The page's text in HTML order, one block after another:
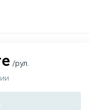
/рул.